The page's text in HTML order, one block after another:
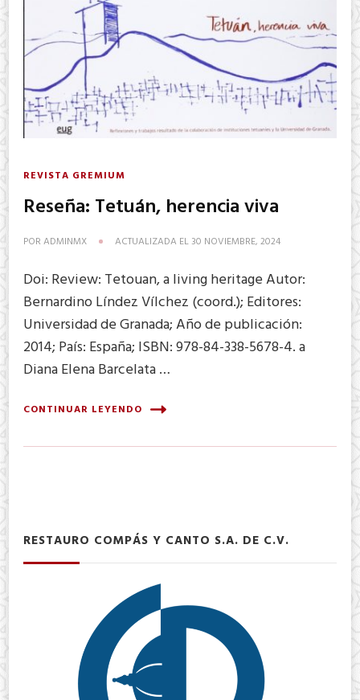
REVISTA GREMIUM
Reseña: Tetuán, herencia viva
POR ADMINMX ACTUALIZADA EL 30 NOVIEMBRE, 2024
Doi: Review: Tetouan, a living heritage Autor:
Bernardino Líndez Vílchez (coord.); Editores:
Universidad de Granada; Año de publicación:
2014; País: España; ISBN: 978-84-338-5678-4. a
Diana Elena Barcelata …
CONTINUAR LEYENDO
RESTAURO COMPÁS Y CANTO S.A. DE C.V.